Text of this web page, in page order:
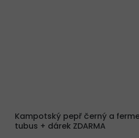
Kampotský pepř černý a
tubus + dárek ZDARMA